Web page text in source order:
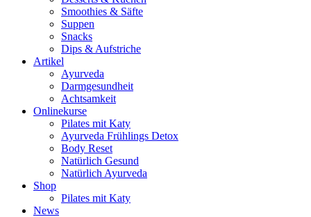
Smoothies & Säfte
Suppen
Snacks
Dips & Aufstriche
Artikel
Ayurveda
Darmgesundheit
Achtsamkeit
Onlinekurse
Pilates mit Katy
Ayurveda Frühlings Detox
Body Reset
Natürlich Gesund
Natürlich Ayurveda
Shop
Pilates mit Katy
News